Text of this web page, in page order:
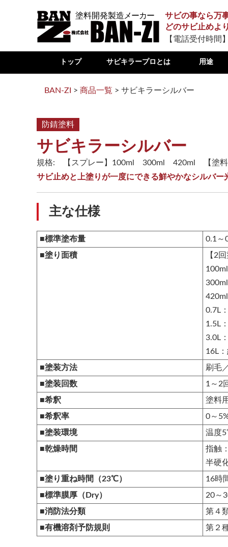
サビの事なら万
どのサビ止めよ
【電話受付時間
トップ サビキラープロとは 用途
BAN-ZI > 商品一覧 > サビキラーシルバー
防錆塗料
サビキラーシルバー
規格: 【スプレー】100ml 300ml 420ml 【塗
サビ止めと上塗りが一度にできる鮮やかなシルバー
主な仕様
■標準塗布量
0.1～
■塗り面積
【2
0.7L
1.5L
3.0L
16L
■塗装方法
刷毛
■塗装回数
1～2
■希釈
塗料
■希釈率
0～
■塗装環境
温度
■乾燥時間
指触
半硬
■塗り重ね時間（23℃）
16時
■標準膜厚（Dry）
20～
■消防法分類
第４
■有機溶剤予防規則
第２